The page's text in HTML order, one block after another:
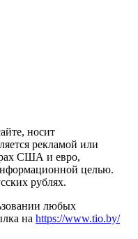
носит
рекламой или
США и евро,
целью.
рублях.
любых
на https://www.tio.by/